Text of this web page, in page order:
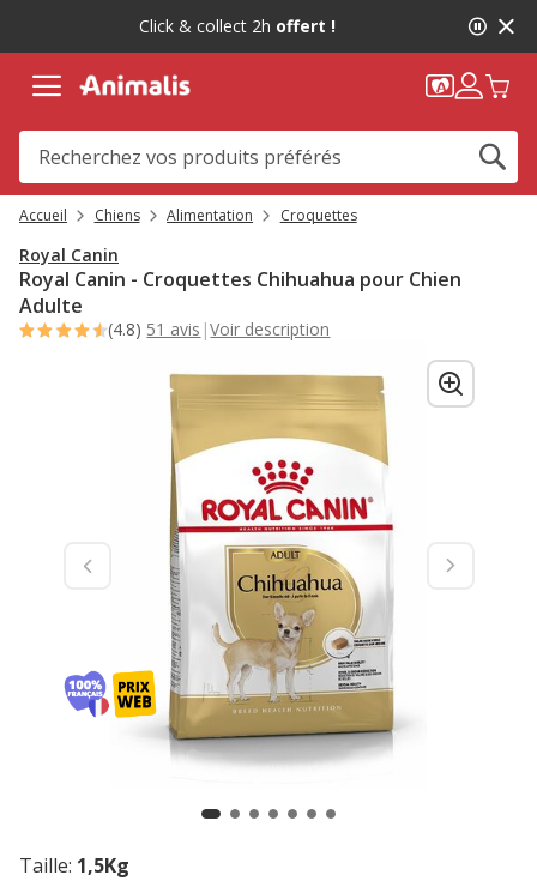
message,
Click & collect 2h offert !
Accueil Chiens Alimentation Croquettes
Royal Canin
Royal Canin - Croquettes Chihuahua pour Chien
Adulte
(4.8) 51 avis |Voir description
Taille: 1,5Kg